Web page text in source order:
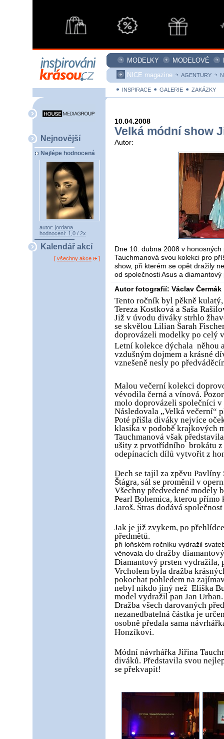
MODELKY MODELOVÉ
NICE magazine
AGENTURY
INSPIRACE GALERIE ZAKÁZKY
Nejnovější
Nejlépe hodnocená
autor: jordana
hodnocení: 1,0 / 2x
Kalendář akcí
[ všechny akce ]
10.04.2008
Velká módní show
Autor:
Dne 10. dubna 2008 v
Tauchmanová svou kolekci pro
show, při kterém se opět dražily
od společnosti Asus a
Autor fotografií: Václav Čermák
Tento ročník byl pěkně
Tereza Kostková a Saša
Již v úvodu diváky strhlo
se skvělou Lilian Sarah
doprovázeli modelky po celý
Letní kolekce dýchala něhou
vzdušným dojmem a krásné
vznešeně nesly po
Malou večerní kolekci
vévodila černá a vínová.
molo doprovázeli společníci v
Následovala „Velká večerní“
Poté přišla diváky nejvíce
klasika v podobě krajkových
Tauchmanová však
ušity z prvotřídního brokátu
odepínacích dílů vytvořit z
Dech se tajil za zpěvu
Štágra, sál se proměnil v
Všechny předvedené modely
Pearl Bohemica, kterou
Jaroš. Štras dodává
Jak je již zvykem, po
předmětů.
při loňském ročníku vydražil
věnovala do dražby
Diamantový prsten vydražila,
Vrcholem byla dražba
pokochat pohledem na
nebyl nikdo jiný než Eliška
model vydražil pan Jan Urban.
Dražba všech darovaných
nezanedbatelná částka je
osobně předala sama
Honzíkovi.
Módní návrhářka Jiřina
diváků. Představila svou
se překvapit!